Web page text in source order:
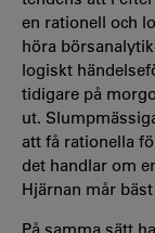
en rationell och
höra
logiskt
tidigare på
ut.
att få rationella
det handlar om
Hjärnan mår
På samma sätt